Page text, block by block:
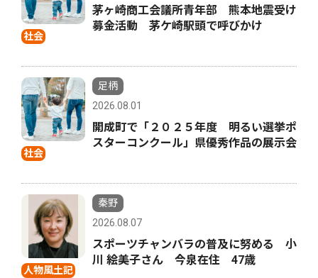
社会
茅ヶ崎商工会議所青年部 熊本地震受け
募金活動 茅ケ崎駅頭で呼びかけ
社会
足柄
2026.08.01
開成町で「２０２５年度 明るい選挙ポ
スターコンクール」県優秀作品の展示会
人物風土記
秦野
2026.08.07
スポーツチャンバラの普及に努める 小
川 絵美子さん 今泉在住 47歳